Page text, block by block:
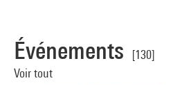
Événements
[130]
Voir tout